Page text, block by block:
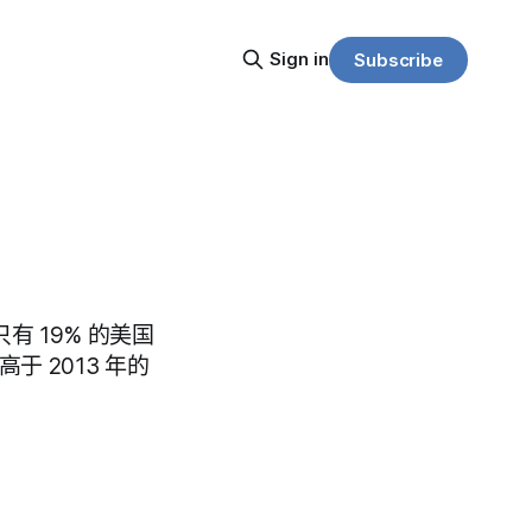
Sign in Subscribe
19% 的美国
于 2013 年的